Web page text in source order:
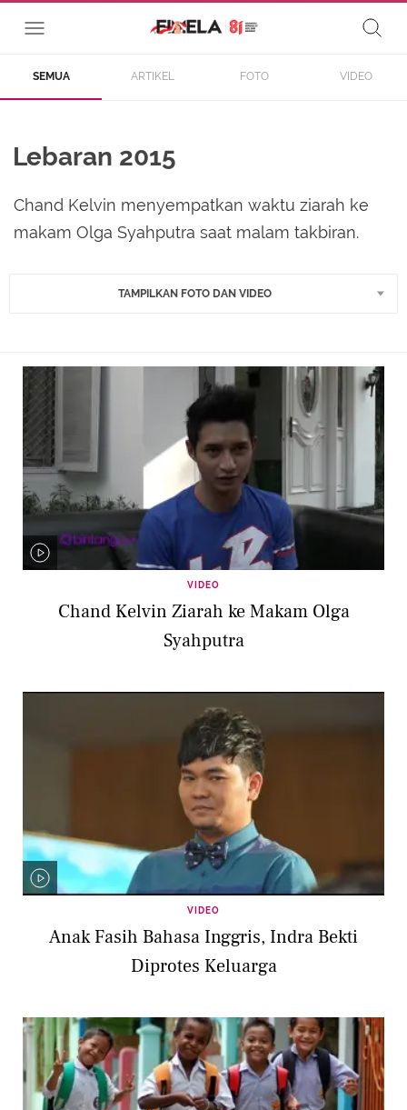
SEMUA ARTIKEL FOTO VIDEO
Lebaran 2015
Chand Kelvin menyempatkan waktu ziarah ke
makam Olga Syahputra saat malam takbiran.
TAMPILKAN FOTO DAN VIDEO
VIDEO
Chand Kelvin Ziarah ke Makam Olga
Syahputra
VIDEO
Anak Fasih Bahasa Inggris, Indra Bekti
Diprotes Keluarga